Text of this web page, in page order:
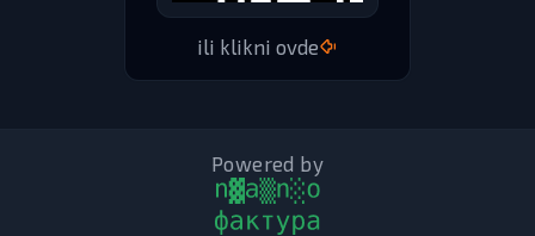
ili klikni ovde
Powered by